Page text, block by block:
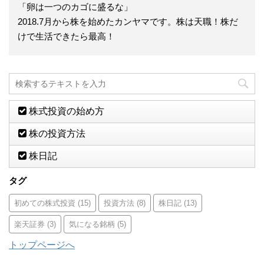
「卵は一つのカゴに盛るな」
2018.7月から株を始めたカンヤマです。株は天職！株だ
けで生活できたら最高！
株式投資の始め方
株の投資方法
株日記
タグ
初めての株式投資 (15) 投資方法 (8) 株日記 (13)
楽天証券 (3) 気になる銘柄 (5)
トップページへ